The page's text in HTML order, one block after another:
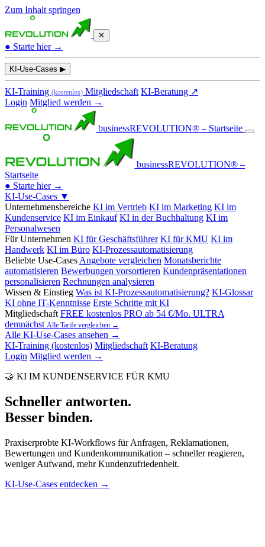
Zum Inhalt springen
✕
● Starte hier →
KI-Use-Cases ▶
KI-Training (kostenlos) Mitgliedschaft KI-Beratung ↗
Login Mitglied werden →
businessREVOLUTION® – Startseite
businessREVOLUTION® –
Startseite
● Starte hier →
KI-Use-Cases ▼
Unternehmensbereiche KI im Vertrieb KI im Marketing KI im
Kundenservice KI im Einkauf KI in der Buchhaltung KI im
Personalwesen
Für Unternehmen KI für Geschäftsführer KI für KMU KI im
Handwerk KI im Büro KI-Prozessautomatisierung
Beliebte Use-Cases Angebote vergleichen Monatsberichte
automatisieren Bewerbungen vorsortieren Kundenpräsentationen
personalisieren Rechnungen analysieren
Wissen & Einstieg Was ist KI-Prozessautomatisierung? KI-Glossar
KI ohne IT-Kenntnisse Erste Schritte mit KI
Mitgliedschaft FREE kostenlos PRO ab 54 €/Mo. ULTRA
demnächst Alle Tarife vergleichen →
Alle KI-Use-Cases ansehen →
KI-Training (kostenlos) Mitgliedschaft KI-Beratung
Login Mitglied werden →
🤝 KI IM KUNDENSERVICE FÜR KMU
Schneller antworten.
Besser binden.
Praxiserprobte KI-Workflows für Anfragen, Reklamationen,
Bewertungen und Kundenkommunikation – schneller reagieren,
weniger Aufwand, mehr Kundenzufriedenheit.
KI-Use-Cases entdecken →